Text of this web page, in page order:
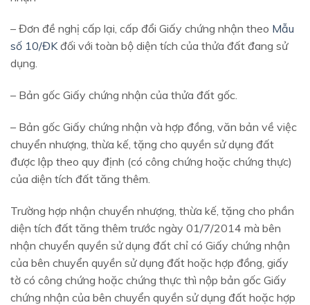
– Đơn đề nghị cấp lại, cấp đổi Giấy chứng nhận theo Mẫu
số 10/ĐKđối với toàn bộ diện tích của thửa đất đang sử
dụng.
– Bản gốc Giấy chứng nhận của thửa đất gốc.
– Bản gốc Giấy chứng nhận và hợp đồng, văn bản về việc
chuyển nhượng, thừa kế, tặng cho quyền sử dụng đất
được lập theo quy định (có công chứng hoặc chứng thực)
của diện tích đất tăng thêm.
Trường hợp nhận chuyển nhượng, thừa kế, tặng cho phần
diện tích đất tăng thêm trước ngày 01/7/2014 mà bên
nhận chuyển quyền sử dụng đất chỉ có Giấy chứng nhận
của bên chuyển quyền sử dụng đất hoặc hợp đồng, giấy
tờ có công chứng hoặc chứng thực thì nộp bản gốc Giấy
chứng nhận của bên chuyển quyền sử dụng đất hoặc hợp